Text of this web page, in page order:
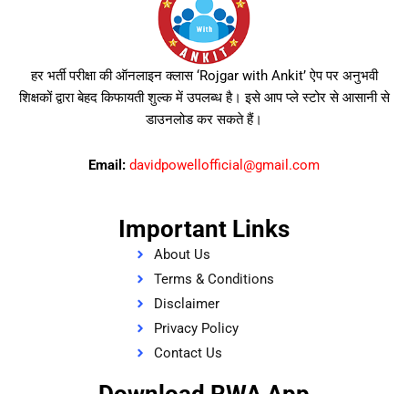
हर भर्ती परीक्षा की ऑनलाइन क्लास ‘Rojgar with Ankit’ ऐप पर अनुभवी
शिक्षकों द्वारा बेहद किफायती शुल्क में उपलब्ध है। इसे आप प्ले स्टोर से आसानी से
डाउनलोड कर सकते हैं।
Email: davidpowellofficial@gmail.com
Important Links
About Us
Terms & Conditions
Disclaimer
Privacy Policy
Contact Us